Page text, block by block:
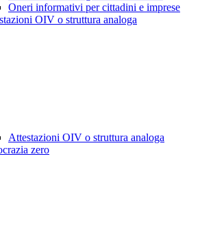
Oneri informativi per cittadini e imprese
OIV o struttura analoga
Attestazioni OIV o struttura analoga
zero